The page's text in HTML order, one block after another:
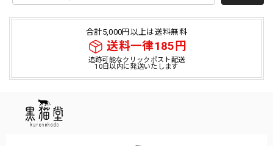
合計5,000円以上は送料無料
送料一律185円
追跡可能なクリックポスト配送
10日以内に発送いたします